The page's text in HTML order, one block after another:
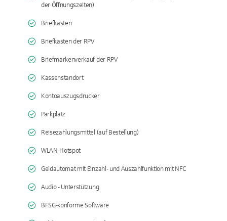
der Öffnungszeiten)
Briefkasten
Briefkasten der RPV
Briefmarkenverkauf der RPV
Kassenstandort
Kontoauszugsdrucker
Parkplatz
Reisezahlungsmittel (auf Bestellung)
WLAN-Hotspot
Geldautomat mit Einzahl- und Auszahlfunktion mit NFC
Audio - Unterstützung
BFSG-konforme Software